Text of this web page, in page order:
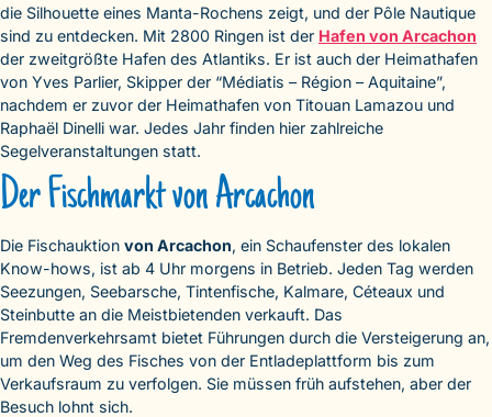
die Silhouette eines Manta-Rochens zeigt, und der Pôle Nautique
sind zu entdecken. Mit 2800 Ringen ist der Hafen von Arcachon
der zweitgrößte Hafen des Atlantiks. Er ist auch der Heimathafen
von Yves Parlier, Skipper der “Médiatis – Région – Aquitaine”,
nachdem er zuvor der Heimathafen von Titouan Lamazou und
Raphaël Dinelli war. Jedes Jahr finden hier zahlreiche
Segelveranstaltungen statt.
Der Fischmarkt von Arcachon
Die Fischauktion von Arcachon, ein Schaufenster des lokalen
Know-hows, ist ab 4 Uhr morgens in Betrieb. Jeden Tag werden
Seezungen, Seebarsche, Tintenfische, Kalmare, Céteaux und
Steinbutte an die Meistbietenden verkauft. Das
Fremdenverkehrsamt bietet Führungen durch die Versteigerung an,
um den Weg des Fisches von der Entladeplattform bis zum
Verkaufsraum zu verfolgen. Sie müssen früh aufstehen, aber der
Besuch lohnt sich.